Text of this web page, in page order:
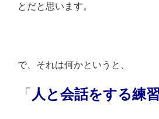
とだと思います。
で、それは何かというと、
「 人と会話をする練